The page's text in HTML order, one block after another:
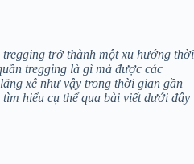
trở thành một xu hướng thời
tregging là gì mà được các
xê như vậy trong thời gian gần
tìm hiểu cụ thể qua bài viết dưới đây